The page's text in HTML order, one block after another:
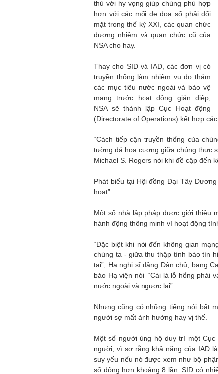
thủ với hy vọng giúp chúng phù hợp
hơn với các mối đe dọa số phải đối
mặt trong thế kỷ XXI, các quan chức
đương nhiệm và quan chức cũ của
NSA cho hay.
Thay cho SID và IAD, các đơn vị có
truyền thống làm nhiệm vụ do thám
các mục tiêu nước ngoài và bảo vệ
mạng trước hoạt động gián điệp,
NSA sẽ thành lập Cục Hoạt động
(Directorate of Operations) kết hợp
“Cách tiếp cận truyền thống của
tường đá hoa cương giữa chúng thực
Michael S. Rogers nói khi đề cập đến
Phát biểu tại Hội đồng Đại Tây
hoạt”.
Một số nhà lập pháp được giới thiệu
hành động thông minh vì hoạt động
“Đặc biệt khi nói đến không gian
chúng ta - giữa thu thập tình báo tín
tại”, Hạ nghị sĩ đảng Dân chủ, bang
báo Hạ viện nói. “Cái là lỗ hổng phải
nước ngoài và ngược lại”.
Nhưng cũng có những tiếng nói bất
người sợ mất ảnh hưởng hay vị thế.
Một số người ủng hộ duy trì một
người, vì sợ rằng khả năng của IAD
suy yếu nếu nó được xem như bộ
số đông hơn khoảng 8 lần. SID có